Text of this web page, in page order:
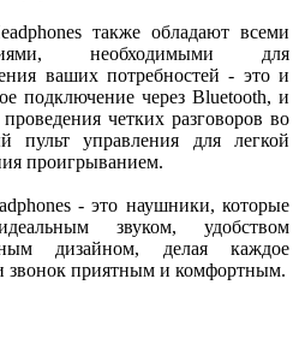
также обладают всеми
необходимыми для
ваших потребностей - это и
подключение через Bluetooth, и
четких разговоров во
пульт управления для легкой
проигрыванием.
- это наушники, которые
звуком, удобством
дизайном, делая каждое
звонок приятным и комфортным.